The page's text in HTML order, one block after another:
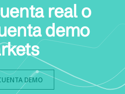
real o
demo
DEMO